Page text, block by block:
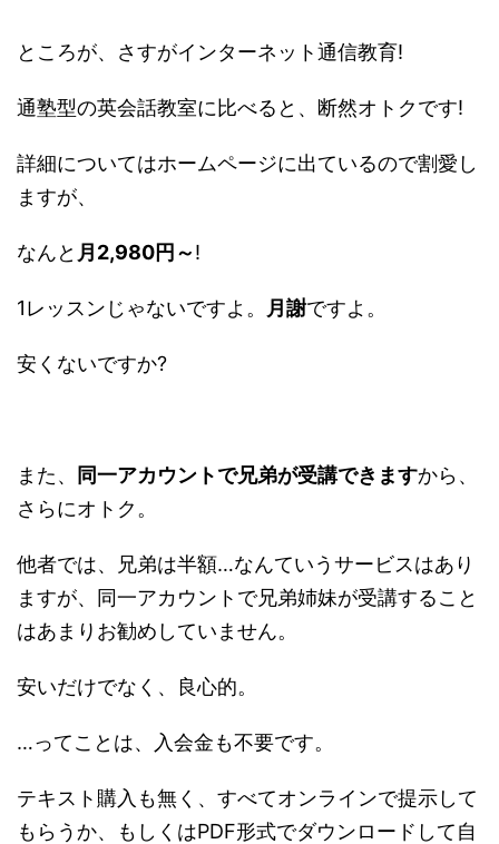
ところが、さすがインターネット通信教育!
通塾型の英会話教室に比べると、断然オトクです!
詳細についてはホームページに出ているので割愛し
ますが、
なんと 月2,980円～!
1レッスンじゃないですよ。 月謝ですよ。
安くないですか?
また、 同一アカウントで兄弟が受講できますから、
さらにオトク。
他者では、兄弟は半額…なんていうサービスはあり
ますが、同一アカウントで兄弟姉妹が受講すること
はあまりお勧めしていません。
安いだけでなく、良心的。
…ってことは、入会金も不要です。
テキスト購入も無く、すべてオンラインで提示して
もらうか、もしくはPDF形式でダウンロードして自